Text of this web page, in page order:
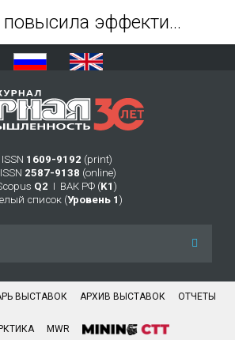
ISSN 1609-9192 (print)
ISSN 2587-9138 (online)
Q2 Ι ВАК РФ (K1 )
список (Уровень 1 )
ВЫСТАВОК АРХИВ ВЫСТАВОК ОТЧЕТЫ
MWR
АЛРОСА повысила эффективность работы горного транспорта на Мирнинско-Нюрбинском ГОКе на 16% - Журнал Горная промышленность